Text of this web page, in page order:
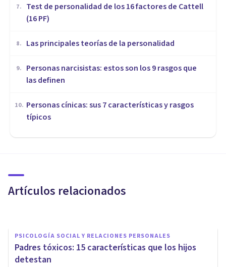
7.
Test de personalidad de los 16 factores de Cattell
(16 PF)
8. Las principales teorías de la personalidad
9.
Personas narcisistas: estos son los 9 rasgos que
las definen
10. Personas cínicas: sus 7 características y rasgos
típicos
Artículos relacionados
vinculación tienen?
PSICOLOGÍA SOCIAL Y RELACIONES PERSONALES
​Padres tóxicos: 15 características que los hijos
detestan